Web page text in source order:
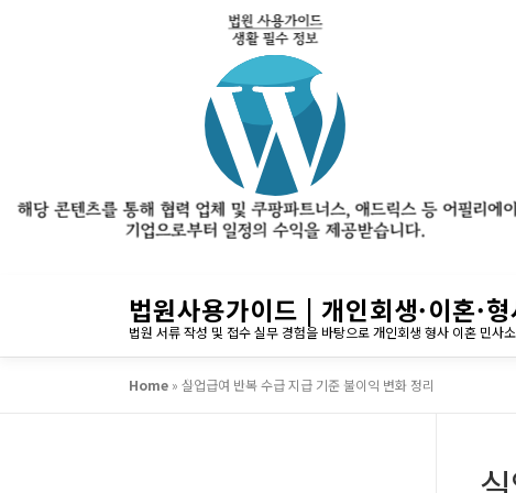
로
법원사용가이드 | 개인회생·이혼·
법원 서류 작성 및 접수 실무 경험을 바탕으로 개인회생 형사 이혼 민사
Home » 실업급여 반복 수급 지급 기준 불이익 변화 정리